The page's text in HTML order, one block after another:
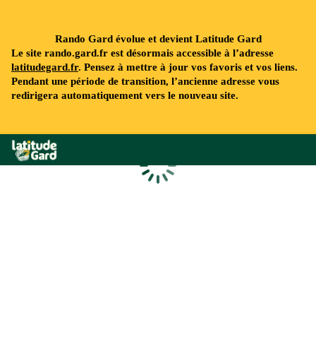
Rando Gard évolue et devient Latitude Gard
Le site rando.gard.fr est désormais accessible à l’adresse
latitudegard.fr. Pensez à mettre à jour vos favoris et vos liens.
Pendant une période de transition, l’ancienne adresse vous
redirigera automatiquement vers le nouveau site.
Rando Gard
Chargement